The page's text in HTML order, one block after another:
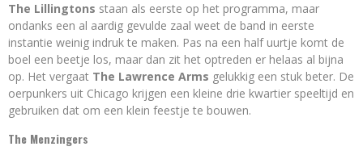
The Lillingtons staan als eerste op het programma, maar
ondanks een al aardig gevulde zaal weet de band in eerste
instantie weinig indruk te maken. Pas na een half uurtje komt de
boel een beetje los, maar dan zit het optreden er helaas al bijna
op. Het vergaat The Lawrence Arms gelukkig een stuk beter. De
oerpunkers uit Chicago krijgen een kleine drie kwartier speeltijd en
gebruiken dat om een klein feestje te bouwen.
The Menzingers